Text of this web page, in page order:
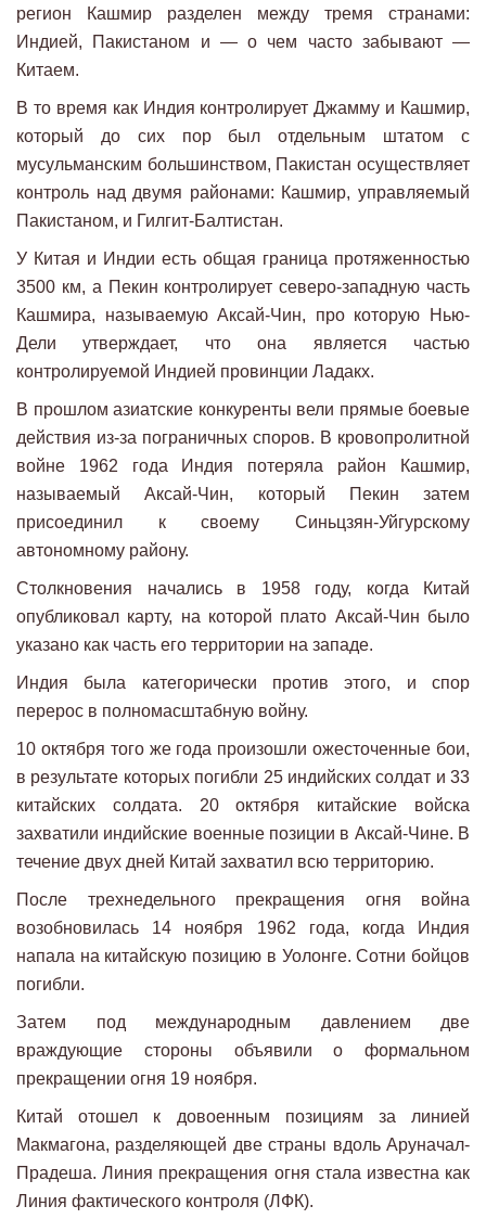
регион Кашмир разделен между тремя странами:
Индией, Пакистаном и — о чем часто забывают —
Китаем.
В то время как Индия контролирует Джамму и Кашмир,
который до сих пор был отдельным штатом с
мусульманским большинством, Пакистан осуществляет
контроль над двумя районами: Кашмир, управляемый
Пакистаном, и Гилгит-Балтистан.
У Китая и Индии есть общая граница протяженностью
3500 км, а Пекин контролирует северо-западную часть
Кашмира, называемую Аксай-Чин, про которую Нью-
Дели утверждает, что она является частью
контролируемой Индией провинции Ладакх.
В прошлом азиатские конкуренты вели прямые боевые
действия из-за пограничных споров. В кровопролитной
войне 1962 года Индия потеряла район Кашмир,
называемый Аксай-Чин, который Пекин затем
присоединил к своему Синьцзян-Уйгурскому
автономному району.
Столкновения начались в 1958 году, когда Китай
опубликовал карту, на которой плато Аксай-Чин было
указано как часть его территории на западе.
Индия была категорически против этого, и спор
перерос в полномасштабную войну.
10 октября того же года произошли ожесточенные бои,
в результате которых погибли 25 индийских солдат и 33
китайских солдата. 20 октября китайские войска
захватили индийские военные позиции в Аксай-Чине. В
течение двух дней Китай захватил всю территорию.
После трехнедельного прекращения огня война
возобновилась 14 ноября 1962 года, когда Индия
напала на китайскую позицию в Уолонге. Сотни бойцов
погибли.
Затем под международным давлением две
враждующие стороны объявили о формальном
прекращении огня 19 ноября.
Китай отошел к довоенным позициям за линией
Макмагона, разделяющей две страны вдоль Аруначал-
Прадеша. Линия прекращения огня стала известна как
Линия фактического контроля (ЛФК).